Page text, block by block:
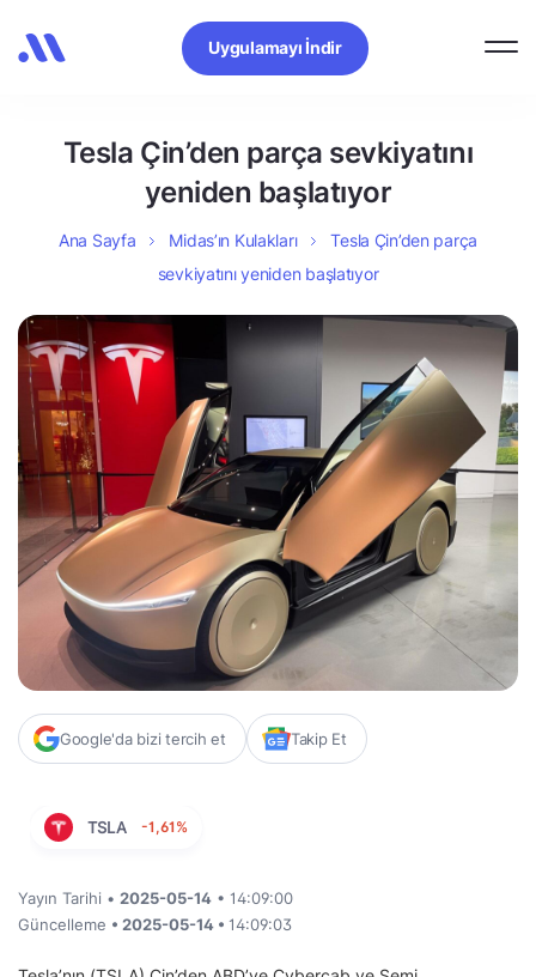
Uygulamayı İndir
Tesla Çin’den parça sevkiyatını
yeniden başlatıyor
Ana Sayfa Midas’ın Kulakları
Tesla Çin’den parça
sevkiyatını yeniden başlatıyor
Google'da bizi tercih et Takip Et
TSLA -1,61%
Yayın Tarihi • 2025-05-14 • 14:09:00
Güncelleme • 2025-05-14 • 14:09:03